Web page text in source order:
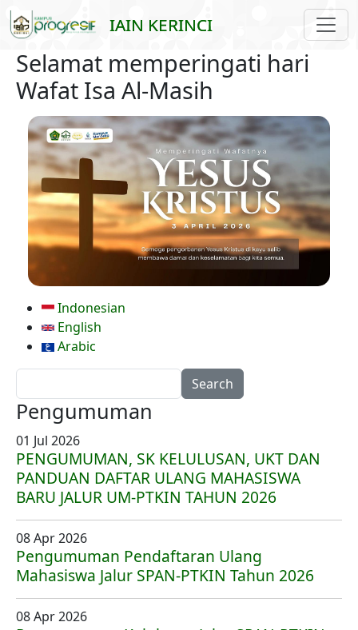
Skip to main content
IAIN KERINCI
Selamat memperingati hari
Wafat Isa Al-Masih
Indonesian
English
Arabic
Pengumuman
01 Jul 2026
PENGUMUMAN, SK KELULUSAN, UKT DAN
PANDUAN DAFTAR ULANG MAHASISWA
BARU JALUR UM-PTKIN TAHUN 2026
08 Apr 2026
Pengumuman Pendaftaran Ulang
Mahasiswa Jalur SPAN-PTKIN Tahun 2026
08 Apr 2026